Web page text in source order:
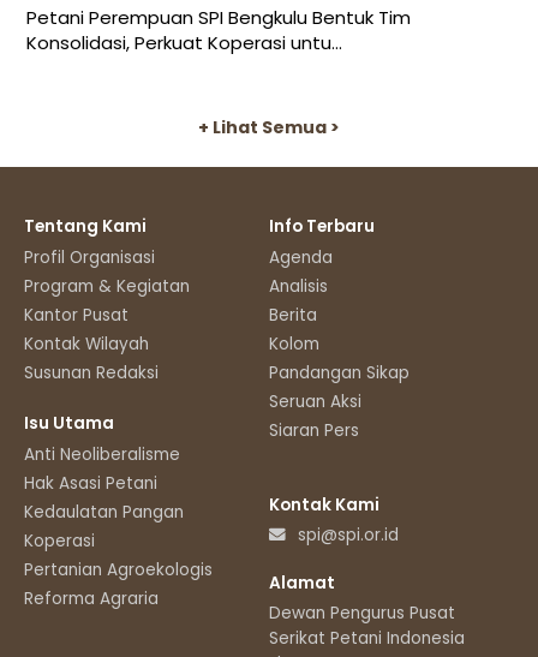
Petani Perempuan SPI Bengkulu Bentuk Tim
Konsolidasi, Perkuat Koperasi untu...
+ Lihat Semua >
Tentang Kami
Profil Organisasi
Program & Kegiatan
Kantor Pusat
Kontak Wilayah
Susunan Redaksi
Isu Utama
Anti Neoliberalisme
Hak Asasi Petani
Kedaulatan Pangan
Koperasi
Pertanian Agroekologis
Reforma Agraria
Info Terbaru
Agenda
Analisis
Berita
Kolom
Pandangan Sikap
Seruan Aksi
Siaran Pers
Kontak Kami
spi@spi.or.id
Alamat
Dewan Pengurus Pusat
Serikat Petani Indonesia